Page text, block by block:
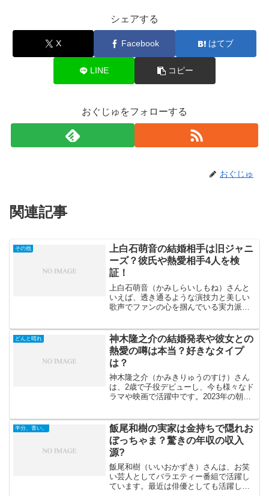
シェアする
X Facebook はてブ
LINE コピー
おぐじゅをフォローする
おぐじゅ
関連記事
その他
上白石萌音の結婚相手は旧ジャニ
ーズ？彼氏や熱愛相手4人を検
証！
上白石萌音（かみしらいしもね）さんと
いえば、透き通るような演技力と美しい
歌声でファンの心を掴んでいる実力派女
は謎めいています。最近では、ネット上
で上白石萌音さんと旧ジャ...
どんと晴れ
神木隆之介の結婚発表や彼女との
熱愛の噂は本当？好きなタイプ
は？
神木隆之介（かみきりゅうのすけ）さん
は、2歳で子役デビューし、今も様々なド
ラマや映画で活躍中です。2023年の朝ド
「どんと晴れ」では主人公の弟役でした
今回は、神木隆之介さ...
半分、青い。
飯尾和樹の実家は金持ちで隠れお
ぼっちゃま？驚きの年収の収入
源?
飯尾和樹（いいおかずき）さんは、お笑
い芸人としてバラエティー番組で活躍し
ています。最近は俳優としても活躍して